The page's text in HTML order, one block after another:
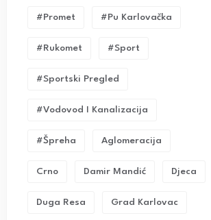
#promet #pu Karlovačka
#rukomet #sport
#sportski Pregled
#vodovod I Kanalizacija
#Špreha Aglomeracija
Crno Damir Mandić Djeca
Duga Resa Grad Karlovac